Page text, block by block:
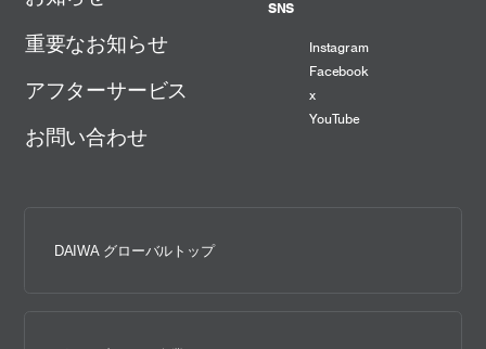
重要なお知らせ
アフターサービス
お問い合わせ
SNS
Instagram
Facebook
x
YouTube
DAIWA グローバルトップ